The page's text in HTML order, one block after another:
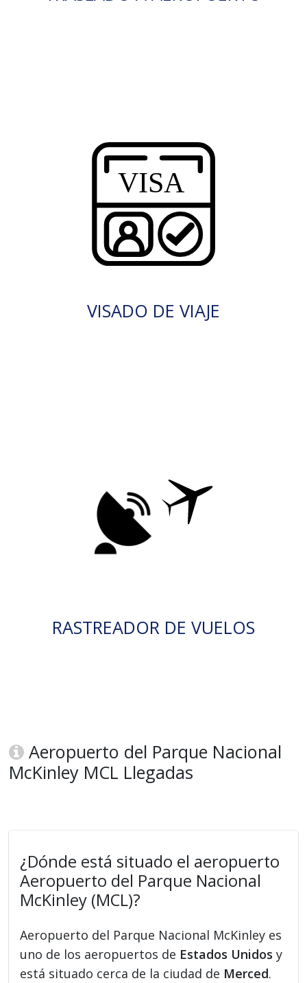
VISADO DE VIAJE
RASTREADOR DE VUELOS
Aeropuerto del Parque Nacional
McKinley MCL Llegadas
¿Dónde está situado el aeropuerto
Aeropuerto del Parque Nacional
McKinley (MCL)?
Aeropuerto del Parque Nacional McKinley es
uno de los aeropuertos de Estados Unidos y
está situado cerca de la ciudad de Merced.